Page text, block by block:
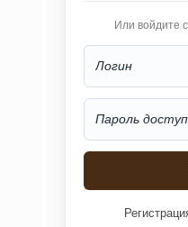
Или войдите